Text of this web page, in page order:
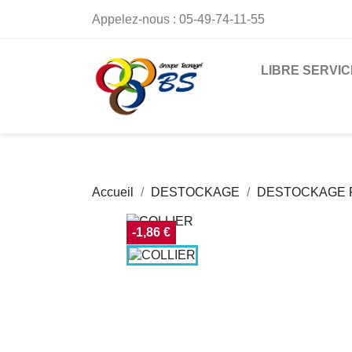
Appelez-nous : 05-49-74-11-55
LIBRE
Accueil DESTOCKAGE DESTOCKAGE
-1,86 €